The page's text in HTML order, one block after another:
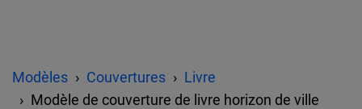
Modèles Couvertures
Livre
Modèle de couverture de livre horizon de ville